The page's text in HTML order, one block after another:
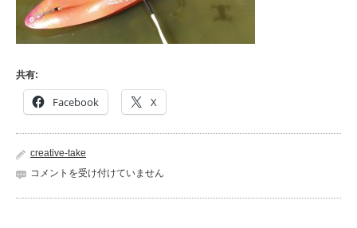
共有:
Facebook X
creative-take
2019fes-
コメントを受け付けていません